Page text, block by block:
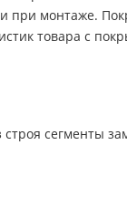
при монтаже.
товара с
сегменты